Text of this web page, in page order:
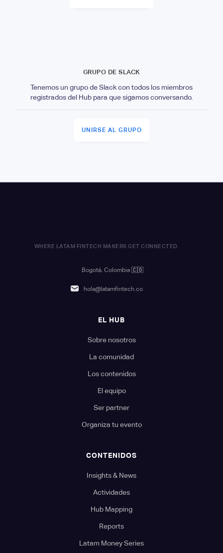
GRUPO DE SLACK
Tenemos un grupo de Slack con todos los miembros
registrados del Hub para que sigamos conversando.
UNIRSE AL GRUPO
WHERE LATAM FINTECH MAKERS GET CONNECTED.
Bogotá, Colombia 🇨🇴
hola@latamfintech.co
EL HUB
Sobre nosotros
La comunidad
Los contenidos
El equipo
Ser partner
Organiza tu evento
CONTENIDOS
Insights & News
Actividades
Hub Mapping
Reports
Latam Money Series